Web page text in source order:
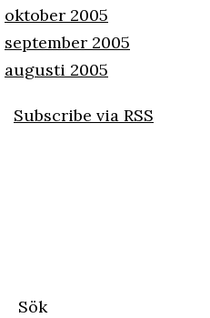
oktober 2005
september 2005
augusti 2005
Subscribe via RSS
Sök